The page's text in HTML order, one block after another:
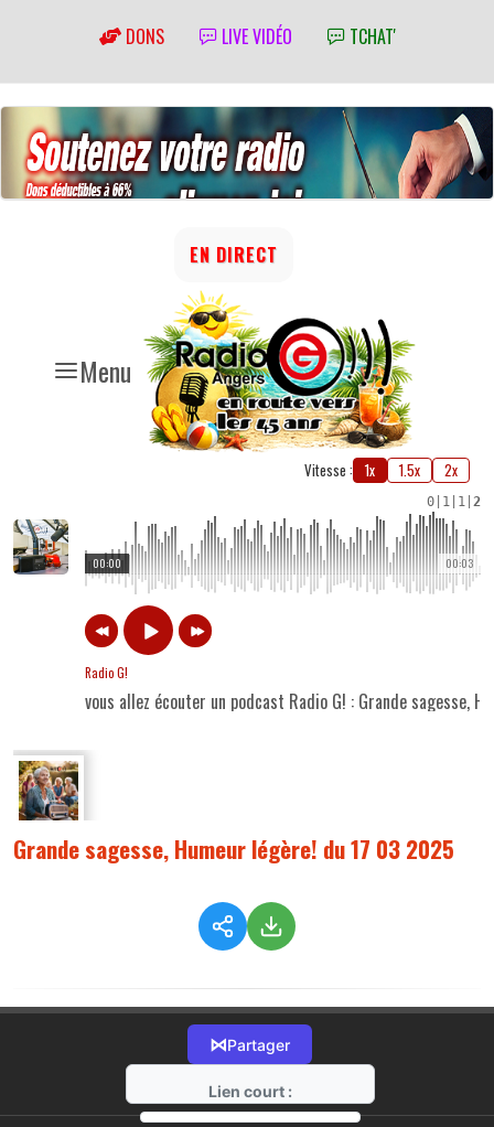
DONS LIVE VIDÉO TCHAT'
Menu
EN DIRECT
Vitesse : 1x 1.5x 2x
0 1 1 2
00:03
00:00
Radio G!
vous allez écouter un podcast Radio G! : Grande sagesse,
Grande sagesse, Humeur légère! du 17 03 2025
⋈Partager
Lien court :